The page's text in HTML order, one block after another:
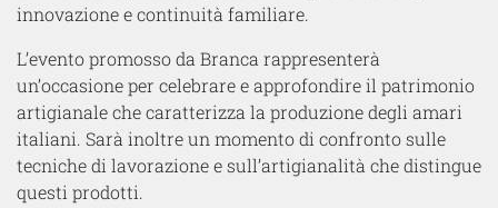
innovazione e continuità familiare.
L’evento promosso da Branca rappresenterà
un’occasione per celebrare e approfondire il patrimonio
artigianale che caratterizza la produzione degli amari
italiani. Sarà inoltre un momento di confronto sulle
tecniche di lavorazione e sull’artigianalità che distingue
questi prodotti.